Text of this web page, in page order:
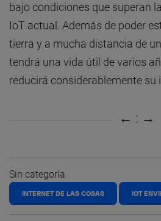
bajo condiciones que superan
IoT actual. Además de poder
tierra y a mucha distancia de
tendrá una vida útil de varios
reducirá considerablemente su
Sin categoría
INTERNET DE LAS COSAS IOT